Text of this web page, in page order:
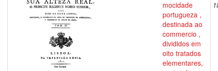
mocidade
portugueza ,
destinada ao
commercio ,
divididos em
oito tratados
elementares,